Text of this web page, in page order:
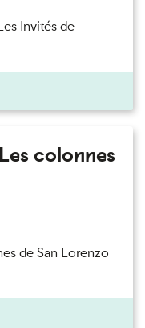
Invités de
colonnes
de San Lorenzo